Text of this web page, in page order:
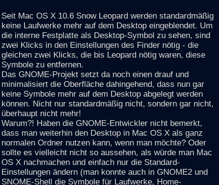
Seit Mac OS X 10.6 Snow Leopard werden standardmäßig
keine Laufwerke mehr auf dem Desktop eingeblendet. Um
die interne Festplatte als Desktop-Symbol zu sehen, sind
zwei Klicks in den Einstellungen des Finder nötig - die
gleichen zwei Klicks, die bis Leopard nötig waren, diese
Symbole zu entfernen.
Das GNOME-Projekt setzt da noch einen drauf und
minimalisiert die Oberfläche dahingehend, dass nun gar
keine Symbole mehr auf dem Desktop abgelegt werden
können. Nicht nur standardmäßig nicht, sondern gar nicht,
überhaupt nicht mehr!
Warum?! Haben die GNOME-Entwickler nicht bemerkt,
dass man weiterhin den Desktop in Mac OS X als ganz
normalen Ordner nutzen kann, wenn man möchte? Oder
sollte es vielleicht nicht so aussehen, als würde man Mac
OS X nachmachen und einfach nur die Standard-
Einstellungen ändern (man konnte auch in GNOME2 und
SNOME-Shell die Symbole für Laufwerke, Home-